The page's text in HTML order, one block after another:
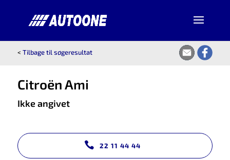
< Tilbage til søgeresultat
Citroën Ami
Ikke angivet
22 11 44 44